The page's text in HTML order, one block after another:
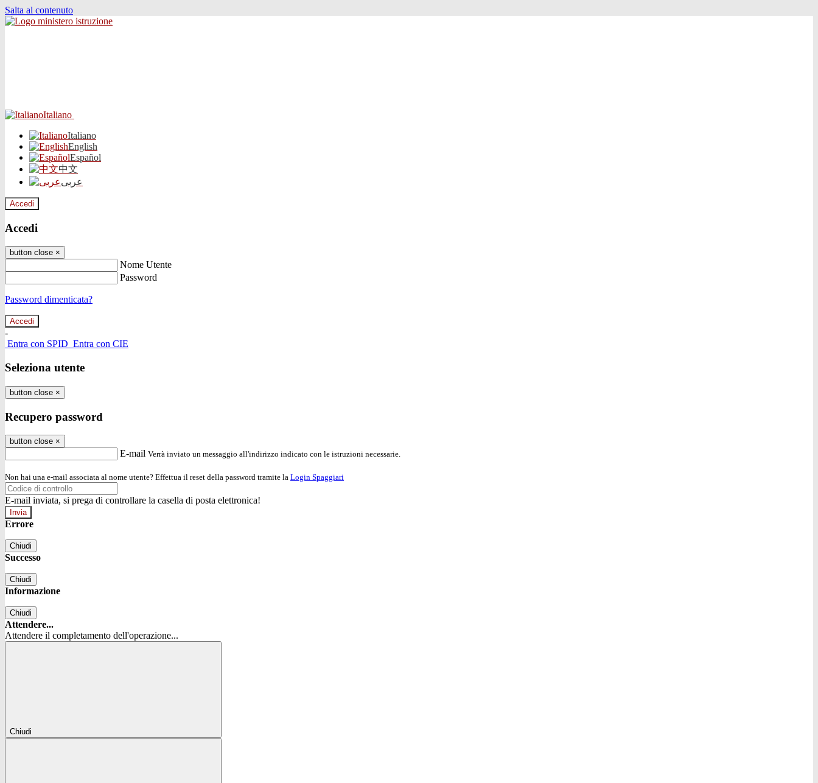
Salta al contenuto
Italiano
Italiano
English
Español
中文
عربى
Accedi
Accedi
button close ×
Nome Utente
Password
Password dimenticata?
-
Entra con SPID Entra con CIE
Seleziona utente
button close ×
Recupero password
button close ×
E-mail Verrà inviato un messaggio all'indirizzo indicato con le istruzioni necessarie.
Non hai una e-mail associata al nome utente? Effettua il reset della password tramite la Login Spaggiari
E-mail inviata, si prega di controllare la casella di posta elettronica!
Errore
Chiudi
Successo
Chiudi
Informazione
Chiudi
Attendere...
Attendere il completamento dell'operazione...
Chiudi